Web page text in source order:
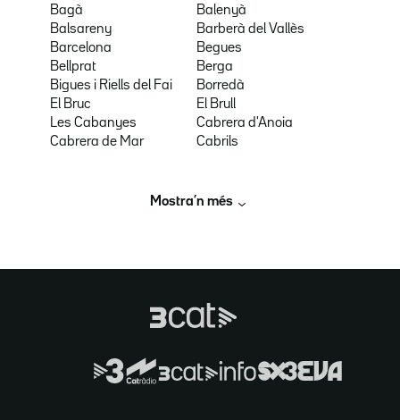
Bagà
Balenyà
Balsareny
Barberà del Vallès
Barcelona
Begues
Bellprat
Berga
Bigues i Riells del Fai
Borredà
El Bruc
El Brull
Les Cabanyes
Cabrera d'Anoia
Cabrera de Mar
Cabrils
Mostra’n més